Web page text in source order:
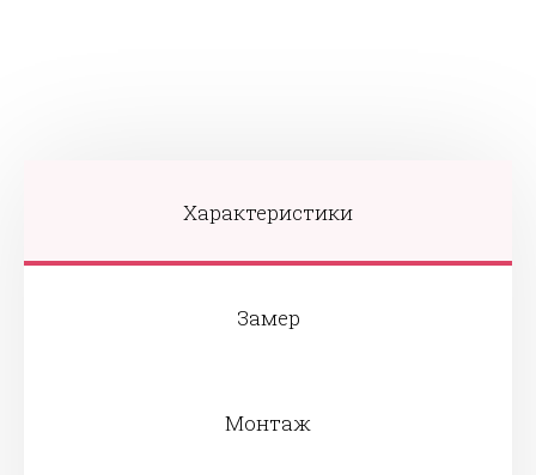
Характеристики
Замер
Монтаж